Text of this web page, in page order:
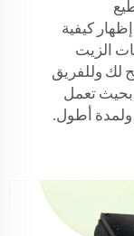
كيفية
الزيت
وللفريق
تعمل
ولمدة أطول.